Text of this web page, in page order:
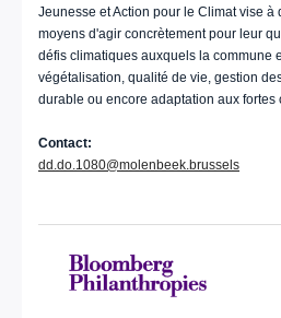
Jeunesse et Action pour le Climat vise
moyens d'agir concrètement pour leur
défis climatiques auxquels la commune
végétalisation, qualité de vie, gestion
durable ou encore adaptation aux fortes
Contact:
dd.do.1080@molenbeek.brussels